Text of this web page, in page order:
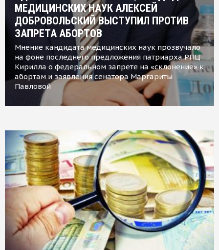
МЕДИЦИНСКИХ НАУК АЛЕКСЕЙ
ДОБРОВОЛЬСКИЙ ВЫСТУПИЛ ПРОТИВ
ЗАПРЕТА АБОРТОВ
Мнение кандидата медицинских наук прозвучало
на фоне последнего предложения патриарха РПЦ
Кирилла о федеральном запрете на «склонение» к
абортам и заявления сенатора Маргариты
Павловой